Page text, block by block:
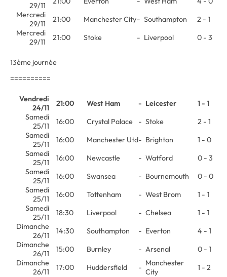
29/11
Mercredi
29/11
21:00 Manchester City- Southampton
2 - 1
Mercredi
29/11
21:00 Stoke - Liverpool 0 - 3
13ème journée
==========
Vendredi
24/11
21:00 West Ham - Leicester
1 - 1
Samedi
25/11
16:00 Crystal Palace - Stoke
2 - 1
Samedi
25/11
16:00 Manchester Utd- Brighton
1 - 0
Samedi
25/11
16:00 Newcastle - Watford
0 - 3
Samedi
25/11
16:00 Swansea - Bournemouth
0 - 0
Samedi
25/11
16:00 Tottenham - West Brom
1 - 1
Samedi
25/11
18:30 Liverpool - Chelsea
1 - 1
Dimanche
26/11
14:30 Southampton - Everton
4 - 1
Dimanche
26/11
15:00 Burnley - Arsenal
0 - 1
Dimanche
26/11
17:00 Huddersfield - Manchester
City
1 - 2